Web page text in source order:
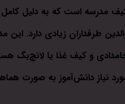
مدرسه است که به دلیل
طرفداران زیادی دارد.
و کیف غذا یا لانچ‌بگ
نیاز دانش‌آموز به صورت